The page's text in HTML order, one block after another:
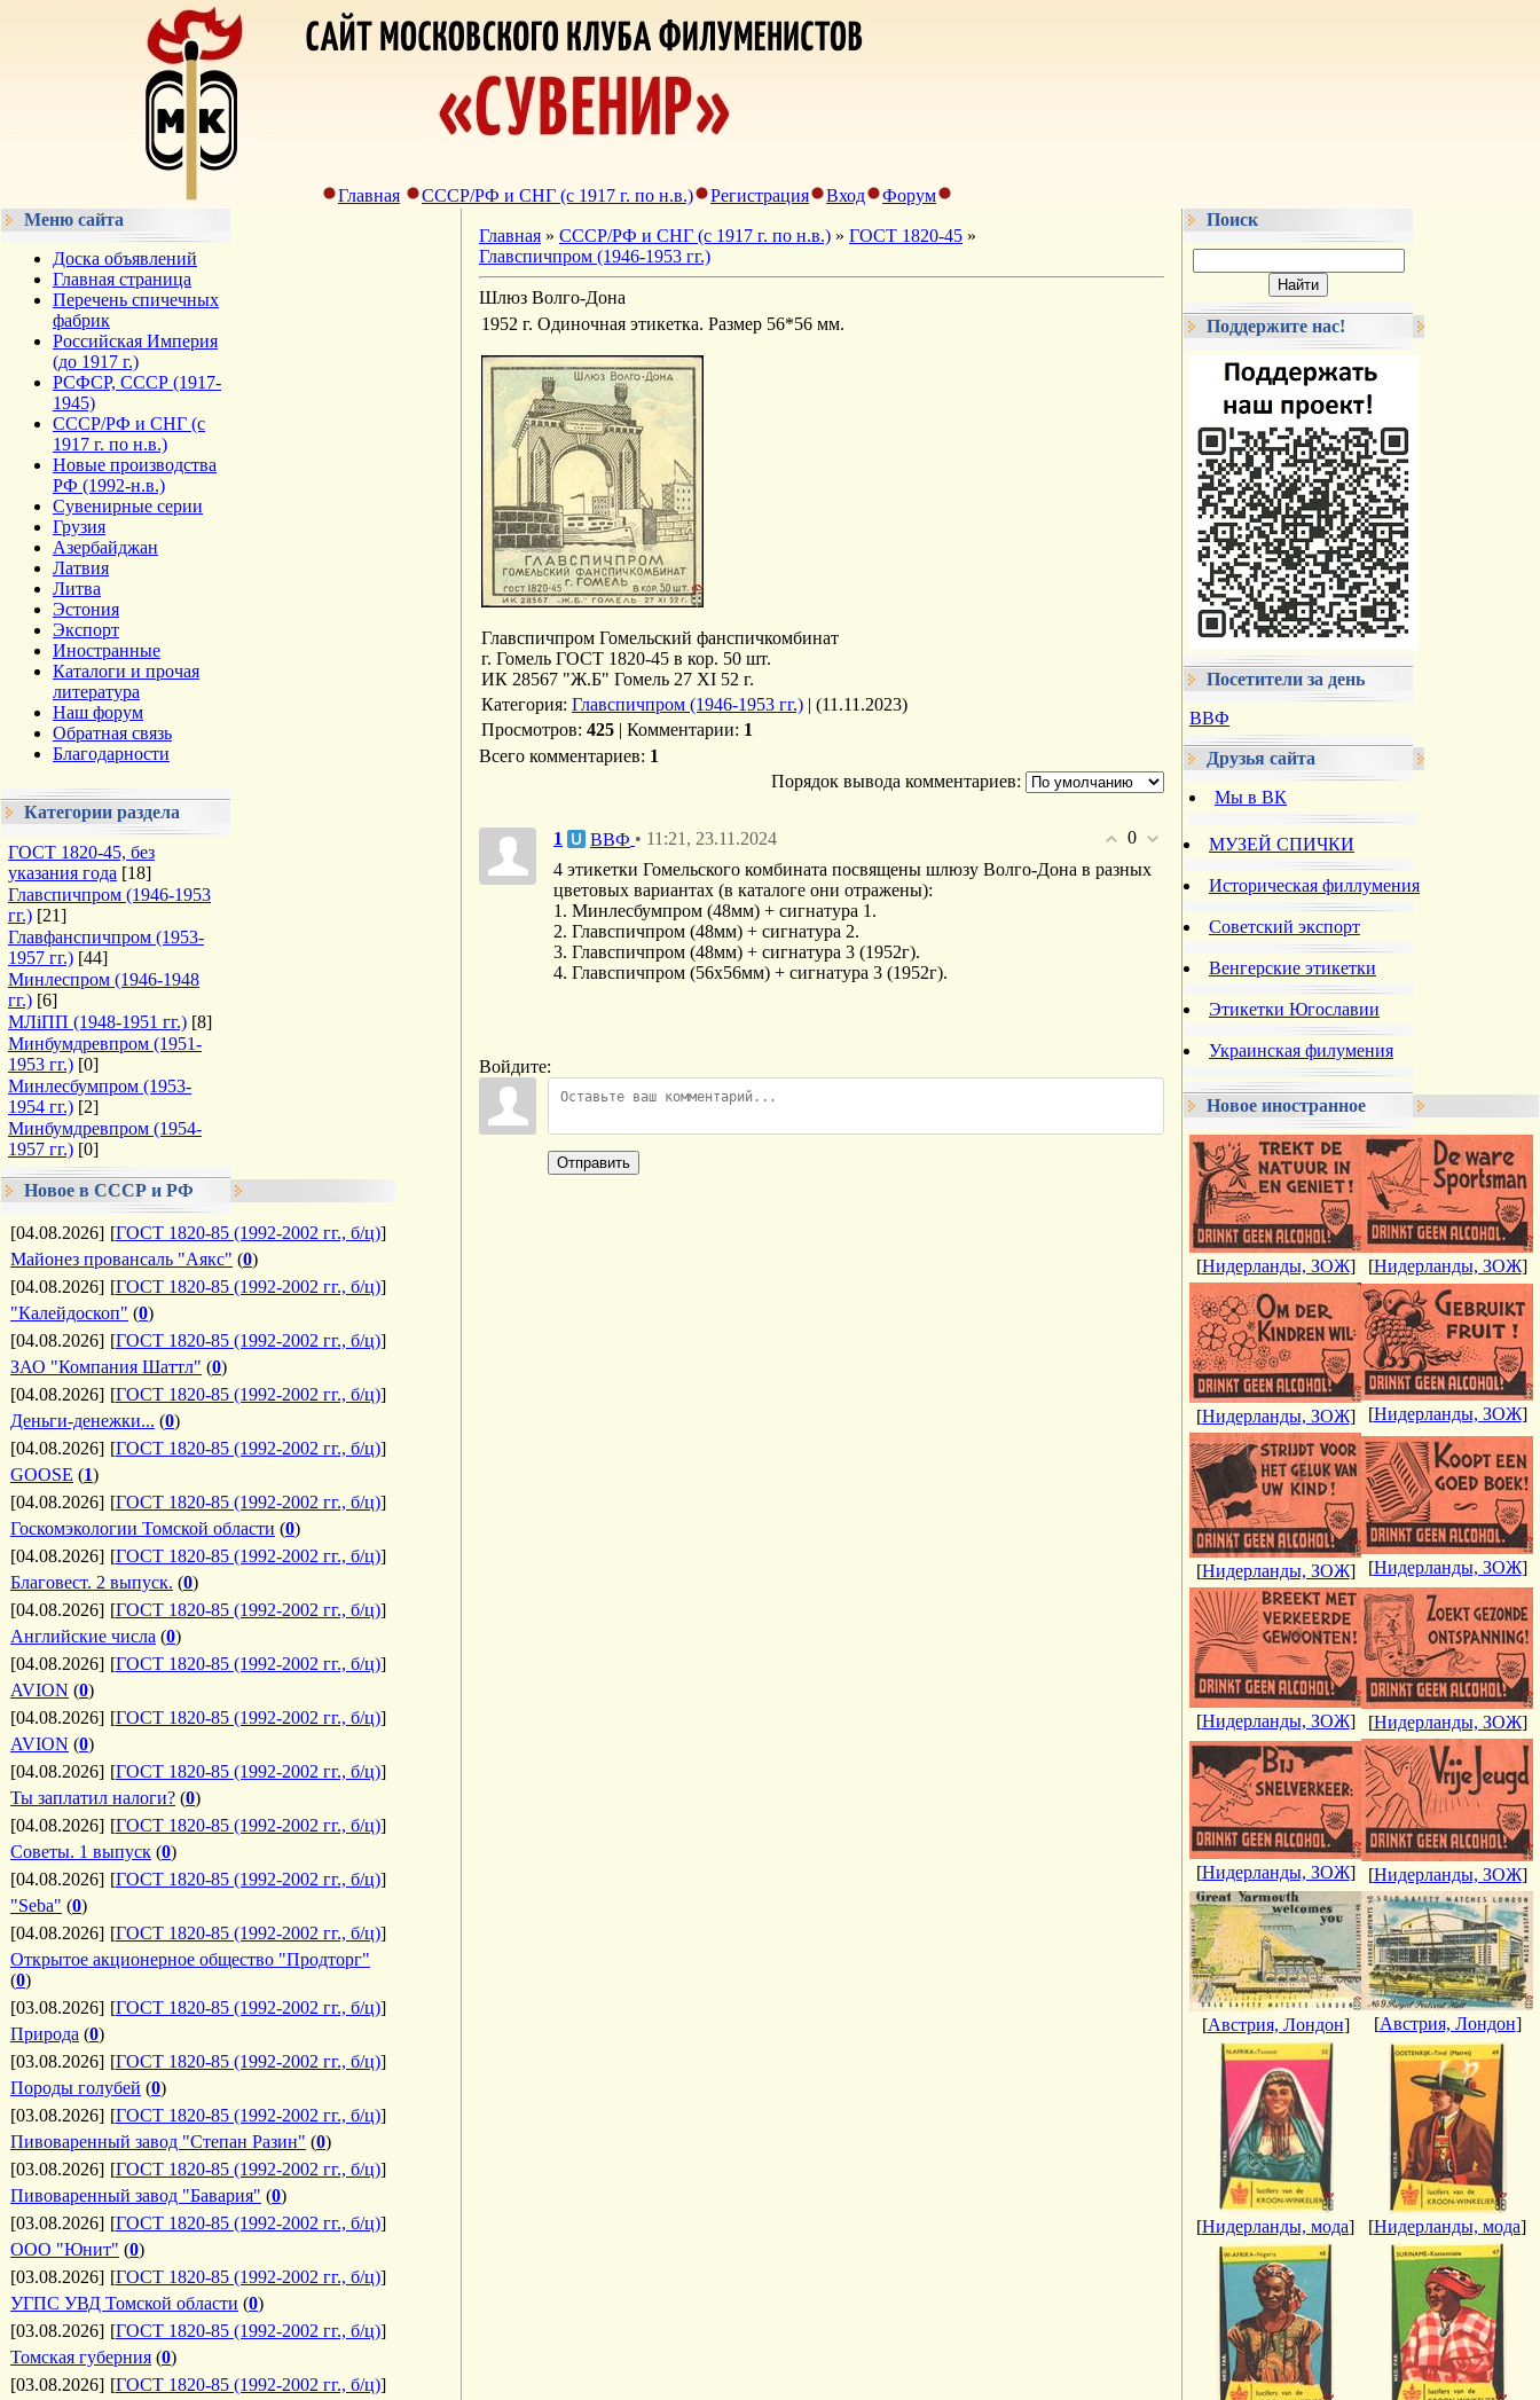
Главная СССР/РФ и СНГ (с 1917 г. по н.в.) Регистрация Вход
Форум
Меню сайта
Доска объявлений
Главная страница
Перечень спичечных
фабрик
Российская Империя
(до 1917 г.)
РСФСР, СССР (1917-
1945)
СССР/РФ и СНГ (с
1917 г. по н.в.)
Новые производства
РФ (1992-н.в.)
Сувенирные серии
Грузия
Азербайджан
Латвия
Литва
Эстония
Экспорт
Иностранные
Каталоги и прочая
литература
Наш форум
Обратная связь
Благодарности
Категории раздела
ГОСТ 1820-45, без
указания года [18]
Главспичпром (1946-1953
гг.) [21]
Главфанспичпром (1953-
1957 гг.) [44]
Минлеспром (1946-1948
гг.) [6]
МЛiПП (1948-1951 гг.) [8]
Минбумдревпром (1951-
1953 гг.) [0]
Минлесбумпром (1953-
1954 гг.) [2]
Минбумдревпром (1954-
1957 гг.) [0]
Новое в СССР и РФ
[04.08.2026] [ГОСТ 1820-85 (1992-2002 гг., б/ц)]
Майонез провансаль "Аякс" (0)
[04.08.2026] [ГОСТ 1820-85 (1992-2002 гг., б/ц)]
"Калейдоскоп" (0)
[04.08.2026] [ГОСТ 1820-85 (1992-2002 гг., б/ц)]
ЗАО "Компания Шаттл" (0)
[04.08.2026] [ГОСТ 1820-85 (1992-2002 гг., б/ц)]
Деньги-денежки... (0)
[04.08.2026] [ГОСТ 1820-85 (1992-2002 гг., б/ц)]
GOOSE (1)
[04.08.2026] [ГОСТ 1820-85 (1992-2002 гг., б/ц)]
Госкомэкологии Томской области (0)
[04.08.2026] [ГОСТ 1820-85 (1992-2002 гг., б/ц)]
Благовест. 2 выпуск. (0)
[04.08.2026] [ГОСТ 1820-85 (1992-2002 гг., б/ц)]
Английские числа (0)
[04.08.2026] [ГОСТ 1820-85 (1992-2002 гг., б/ц)]
AVION (0)
[04.08.2026] [ГОСТ 1820-85 (1992-2002 гг., б/ц)]
AVION (0)
[04.08.2026] [ГОСТ 1820-85 (1992-2002 гг., б/ц)]
Ты заплатил налоги? (0)
[04.08.2026] [ГОСТ 1820-85 (1992-2002 гг., б/ц)]
Советы. 1 выпуск (0)
[04.08.2026] [ГОСТ 1820-85 (1992-2002 гг., б/ц)]
"Seba" (0)
[04.08.2026] [ГОСТ 1820-85 (1992-2002 гг., б/ц)]
Открытое акционерное общество "Продторг"
(0)
[03.08.2026] [ГОСТ 1820-85 (1992-2002 гг., б/ц)]
Природа (0)
[03.08.2026] [ГОСТ 1820-85 (1992-2002 гг., б/ц)]
Породы голубей (0)
[03.08.2026] [ГОСТ 1820-85 (1992-2002 гг., б/ц)]
Пивоваренный завод "Степан Разин" (0)
[03.08.2026] [ГОСТ 1820-85 (1992-2002 гг., б/ц)]
Пивоваренный завод "Бавария" (0)
[03.08.2026] [ГОСТ 1820-85 (1992-2002 гг., б/ц)]
ООО "Юнит" (0)
[03.08.2026] [ГОСТ 1820-85 (1992-2002 гг., б/ц)]
УГПС УВД Томской области (0)
[03.08.2026] [ГОСТ 1820-85 (1992-2002 гг., б/ц)]
Томская губерния (0)
[03.08.2026] [ГОСТ 1820-85 (1992-2002 гг., б/ц)]
Главная » СССР/РФ и СНГ (с 1917 г. по н.в.) » ГОСТ 1820-45 »
Главспичпром (1946-1953 гг.)
Шлюз Волго-Дона
1952 г. Одиночная этикетка. Размер 56*56 мм.
Главспичпром Гомельский фанспичкомбинат
г. Гомель ГОСТ 1820-45 в кор. 50 шт.
ИК 28567 "Ж.Б" Гомель 27 XI 52 г.
Категория: Главспичпром (1946-1953 гг.) | (11.11.2023)
Просмотров: 425 | Комментарии: 1
Всего комментариев: 1
Порядок вывода комментариев:
0
1 ВВФ • 11:21, 23.11.2024
4 этикетки Гомельского комбината посвящены шлюзу Волго-Дона в разных
цветовых вариантах (в каталоге они отражены):
1. Минлесбумпром (48мм) + сигнатура 1.
2. Главспичпром (48мм) + сигнатура 2.
3. Главспичпром (48мм) + сигнатура 3 (1952г).
4. Главспичпром (56х56мм) + сигнатура 3 (1952г).
Войдите:
Отправить
Поиск
Поддержите нас!
Посетители за день
ВВФ
Друзья сайта
Мы в ВК
МУЗЕЙ СПИЧКИ
Историческая филлумения
Советский экспорт
Венгерские этикетки
Этикетки Югославии
Украинская филумения
Новое иностранное
[Нидерланды, ЗОЖ] [Нидерланды, ЗОЖ]
[Нидерланды, ЗОЖ] [Нидерланды, ЗОЖ]
[Нидерланды, ЗОЖ] [Нидерланды, ЗОЖ]
[Нидерланды, ЗОЖ] [Нидерланды, ЗОЖ]
[Нидерланды, ЗОЖ] [Нидерланды, ЗОЖ]
[Австрия, Лондон] [Австрия, Лондон]
[Нидерланды, мода] [Нидерланды, мода]